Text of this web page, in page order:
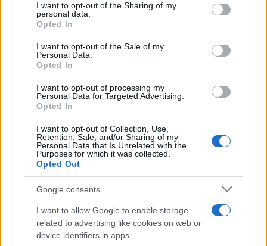
not limited to your visit or usage behaviour. You may click to
grant or deny consent to Google and its third-party tags to
use your data for below specified purposes in below Google
consent section.
I want to opt-out of the Sharing of my
personal data.
Opted In
I want to opt-out of the Sale of my
Personal Data.
Opted In
I want to opt-out of processing my
Personal Data for Targeted Advertising.
Opted In
I want to opt-out of Collection, Use,
Retention, Sale, and/or Sharing of my
Personal Data that Is Unrelated with the
Purposes for which it was collected.
Opted Out
Google consents
I want to allow Google to enable storage
related to advertising like cookies on web or
device identifiers in apps.
Staff